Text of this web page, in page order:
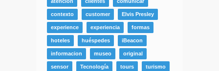
contexto customer Elvis Presley
experience experiencia formas
hoteles huéspedes iBeacon
informacion museo original
sensor Tecnología tours turismo